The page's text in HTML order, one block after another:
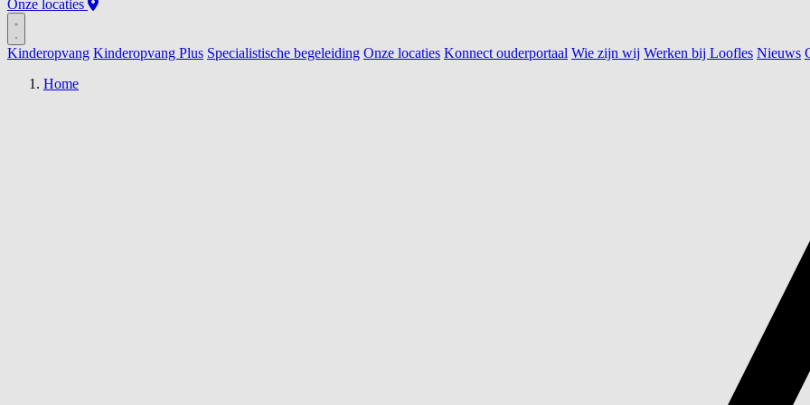
Onze locaties
Kinderopvang Kinderopvang Plus Specialistische begeleiding Onze locaties Konnect ouderportaal Wie zijn wij Werken bij Loofles Nieuws
Home